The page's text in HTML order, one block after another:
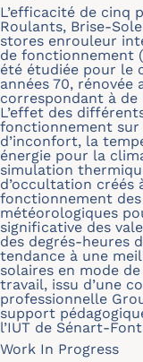
L’efficacité de cinq
Roulants, Brise-
stores enrouleur
de fonctionnement
été étudiée pour le
années 70, rénovée
correspondant à de
L’effet des
fonctionnement sur
d’inconfort, la
énergie pour la
simulation
d’occultation créés
fonctionnement
météorologiques
significative des
des degrés-heures
tendance à une
solaires en mode
travail, issu d’une
professionnelle
support
l’IUT de Sénart-
Work In Progress